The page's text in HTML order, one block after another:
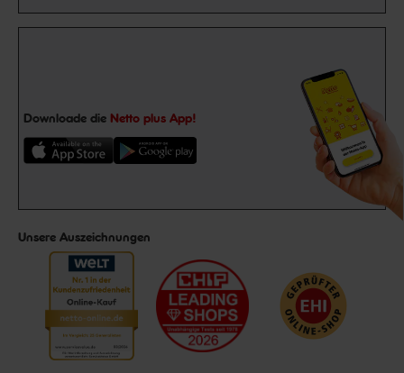
Downloade die Netto plus App!
Unsere Auszeichnungen